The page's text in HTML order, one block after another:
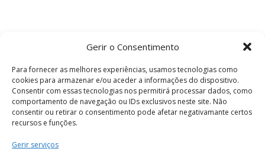
Gerir o Consentimento
Para fornecer as melhores experiências, usamos tecnologias como
cookies para armazenar e/ou aceder a informações do dispositivo.
Consentir com essas tecnologias nos permitirá processar dados, como
comportamento de navegação ou IDs exclusivos neste site. Não
consentir ou retirar o consentimento pode afetar negativamante certos
recursos e funções.
Gerir serviços
Termos e Condições